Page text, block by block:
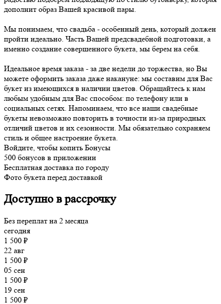
дополнит образ Вашей красивой пары.
Мы понимаем, что свадьба - особенный день, который должен
пройти идеально. Часть Вашей предсвадебной подготовки, а
именно создание совершенного букета, мы берем на себя.
Идеальное время заказа - за две недели до торжества, но Вы
можете оформить заказа даже накануне: мы составим для Вас
букет из имеющихся в наличии цветов. Обращайтесь к нам
любым удобным для Вас способом: по телефону или в
социальных сетях. Напоминаем, что все наши свадебные
букеты невозможно повторить в точности из-за природных
отличий цветов и их сезонности. Мы обязательно сохраняем
стиль и общее настроение букета.
Войдите, чтобы копить Бонусы
500 бонусов в приложении
Бесплатная доставка по городу
Фото букета перед доставкой
Доступно в рассрочку
Без переплат на 2 месяца
сегодня
1 500 ₽
22 авг
1 500 ₽
05 сен
1 500 ₽
19 сен
1 500 ₽